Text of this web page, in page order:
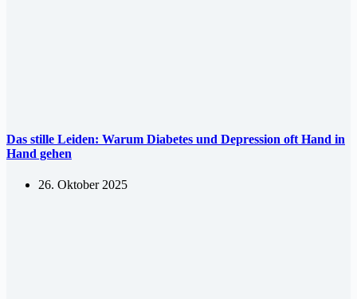
Das stille Leiden: Warum Diabetes und Depression oft Hand in
Hand gehen
26. Oktober 2025